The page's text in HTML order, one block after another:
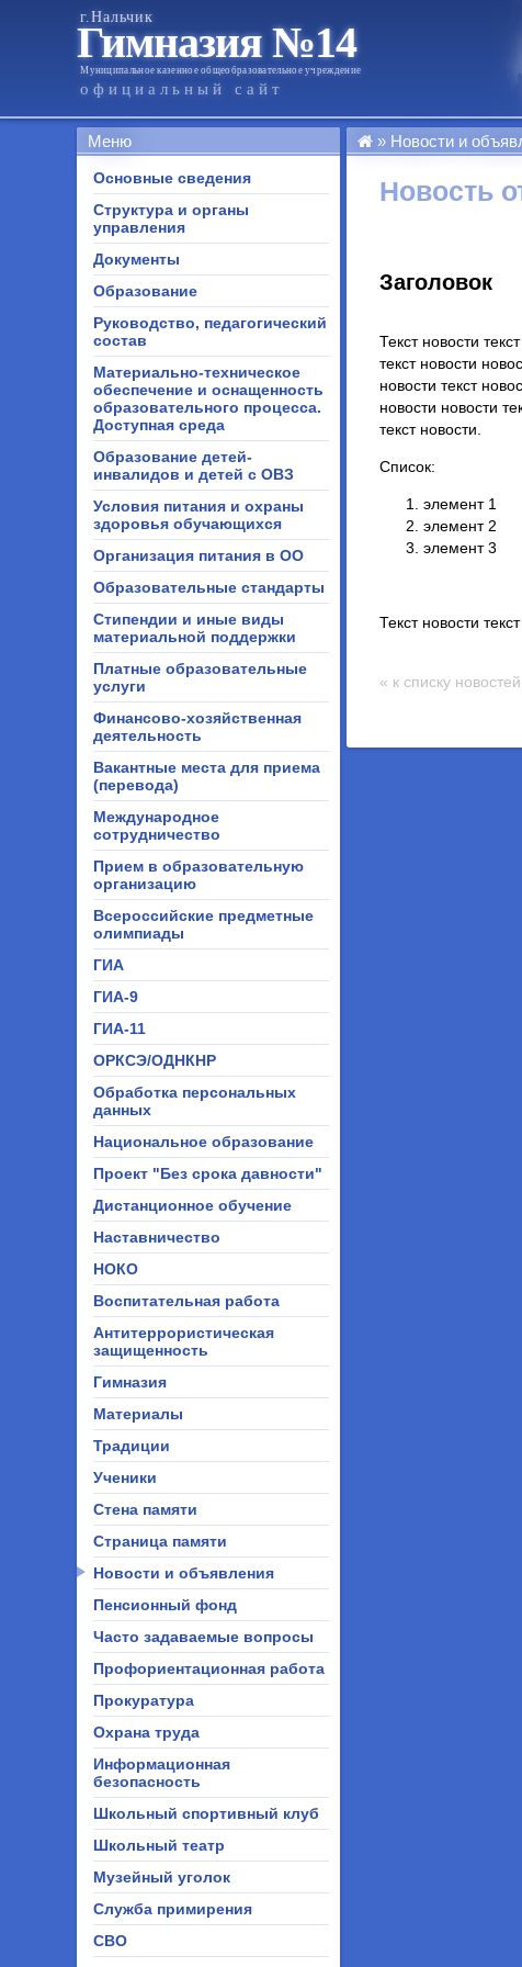
г.Нальчик
Гимназия №14
Муниципальное казенное общеобразовательное учреждение
официальный сайт
Меню
Основные сведения
Структура и органы
управления
Документы
Образование
Руководство, педагогический
состав
Материально-техническое
обеспечение и оснащенность
образовательного процесса.
Доступная среда
Образование детей-
инвалидов и детей с ОВЗ
Условия питания и охраны
здоровья обучающихся
Организация питания в ОО
Образовательные стандарты
Стипендии и иные виды
материальной поддержки
Платные образовательные
услуги
Финансово-хозяйственная
деятельность
Вакантные места для приема
(перевода)
Международное
сотрудничество
Прием в образовательную
организацию
Всероссийские предметные
олимпиады
ГИА
ГИА-9
ГИА-11
ОРКСЭ/ОДНКНР
Обработка персональных
данных
Национальное образование
Проект "Без срока давности"
Дистанционное обучение
Наставничество
НОКО
Воспитательная работа
Антитеррористическая
защищенность
Гимназия
Материалы
Традиции
Ученики
Стена памяти
Страница памяти
Новости и объявления
Пенсионный фонд
Часто задаваемые вопросы
Профориентационная работа
Прокуратура
Охрана труда
Информационная
безопасность
Школьный спортивный клуб
Школьный театр
Музейный уголок
Служба примирения
СВО
Новости и
Новость
Заголовок
Текст новости
текст новости
новости текст
новости новости
текст новости.
Список:
элемент 1
элемент 2
элемент 3
Текст новости
« к списку новостей